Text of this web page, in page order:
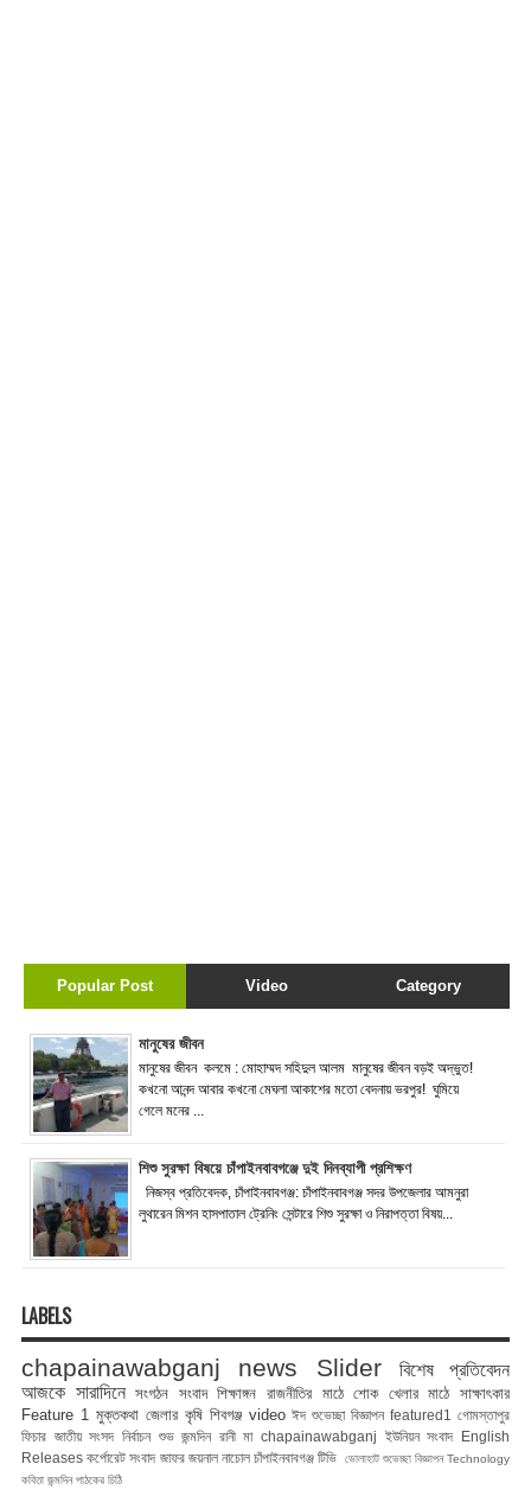
Popular Post Video Category
মানুষের জীবন
মানুষের জীবন কলমে : মোহাম্মদ সহিদুল আলম মানুষের জীবন বড়ই অদ্ভুত!
কখনো আনন্দ আবার কখনো মেঘলা আকাশের মতো বেদনায় ভরপুর! ঘুমিয়ে
গেলে মনের ...
শিশু সুরক্ষা বিষয়ে চাঁপাইনবাবগঞ্জে দুই দিনব্যাপী প্রশিক্ষণ
নিজস্ব প্রতিবেদক, চাঁপাইনবাবগঞ্জ: চাঁপাইনবাবগঞ্জ সদর উপজেলার আমনুরা
লুথারেন মিশন হাসপাতাল ট্রেনিং সেন্টারে শিশু সুরক্ষা ও নিরাপত্তা বিষয়...
LABELS
chapainawabganj news Slider
বিশেষ প্রতিবেদন
আজকে সারাদিনে সংগঠন সংবাদ শিক্ষাঙ্গন রাজনীতির মাঠে শোক খেলার মাঠে
সাক্ষাৎকার
Feature 1 মুক্তকথা জেলার কৃষি শিবগঞ্জ video ঈদ শুভেচ্ছা বিজ্ঞাপন featured1
গোমস্তাপুর
ফিচার জাতীয় সংসদ নির্বাচন শুভ জন্মদিন রানী মা chapainawabganj ইউনিয়ন সংবাদ English
Releases কর্পোরেট সংবাদ জাফর জয়নাল নাচোল চাঁপাইনবাবগঞ্জ টিভি ভোলাহাট শুভেচ্ছা বিজ্ঞাপন Technology
কবিতা জন্মদিন পাঠকের চিঠি